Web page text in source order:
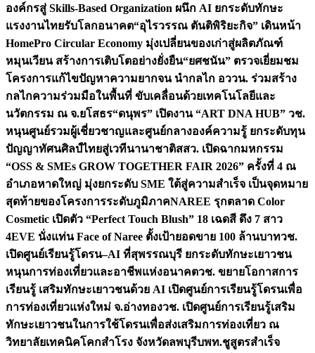
องค์กรสู่ Skills-Based Organization ผนึก AI ยกระดับทักษะ
แรงงานไทยรับโลกอนาคต“อุไรวรรณ ตันติพิริยะกิจ” เดินหน้า
HomePro Circular Economy มุ่งเปลี่ยนของเก่าสู่ผลิตภัณฑ์
หมุนเวียน สร้างการเติบโตอย่างยั่งยืน“ยศชนัน” ตรวจเยี่ยมชม
โครงการแก้ไขปัญหาความยากจน นำกลไก อววน. ร่วมสร้าง
กลไกความร่วมมือในพื้นที่ ขับเคลื่อนด้วยเทคโนโลยีและ
นวัตกรรม ณ จ.ยโสธร“ดนุพร” เปิดงาน “ART DNA HUB” วช.
หนุนศูนย์รวมผู้เชี่ยวชาญและศูนย์กลางองค์ความรู้ ยกระดับทุน
ปัญญาทัศนศิลป์ไทยสู่เวทีนานาชาติสสว. เปิดฉากมหกรรม
“OSS & SMEs GROW TOGETHER FAIR 2026” ครั้งที่ 4 ณ
อำเภอหาดใหญ่ มุ่งยกระดับ SME ใต้สู่ความสำเร็จ เป็นจุดหมาย
สุดท้ายของโครงการระดับภูมิภาคNAREE รุกตลาด Color
Cosmetic เปิดตัว “Perfect Touch Blush” 18 เฉดสี ดึง 7 สาว
4EVE นั่งแท่น Face of Naree ตั้งเป้ายอดขาย 100 ล้านบาทวช.
เปิดศูนย์เรียนรู้โดรน–AI ที่สุพรรณบุรี ยกระดับทักษะเยาวชน
หนุนการท่องเที่ยวและอาชีพแห่งอนาคตวช. ขยายโอกาสการ
เรียนรู้ เสริมทักษะเยาวชนด้วย AI เปิดศูนย์การเรียนรู้โดรนเพื่อ
การท่องเที่ยวแห่งใหม่ จ.อ่างทองวช. เปิดศูนย์การเรียนรู้เสริม
ทักษะเยาวชนในการใช้โดรนเพื่อส่งเสริมการท่องเที่ยว ณ
วิทยาลัยเทคนิคโคกสำโรง จังหวัดลพบุรีบพท.ชูสูตรสำเร็จ